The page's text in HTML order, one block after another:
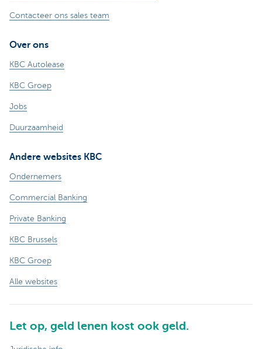
Contacteer ons sales team
Over ons
KBC Autolease
KBC Groep
Jobs
Duurzaamheid
Andere websites KBC
Ondernemers
Commercial Banking
Private Banking
KBC Brussels
KBC Groep
Alle websites
Let op, geld lenen kost ook geld.